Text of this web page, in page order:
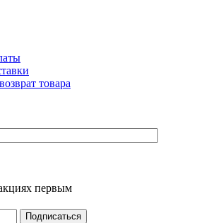
товара
первым